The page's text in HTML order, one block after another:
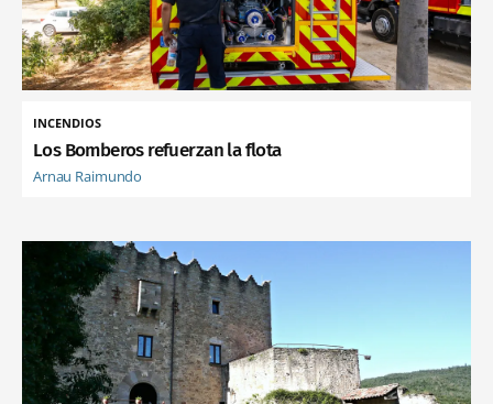
INCENDIOS
Los Bomberos refuerzan la flota
Arnau Raimundo